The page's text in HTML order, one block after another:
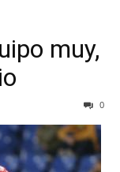
muy,
0